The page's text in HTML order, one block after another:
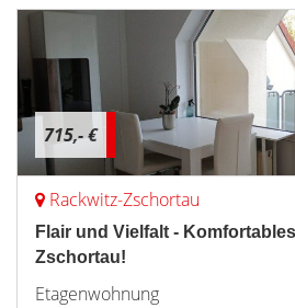
715,- €
Rackwitz-Zschortau
Flair und Vielfalt -
Zschortau!
Etagenwohnung